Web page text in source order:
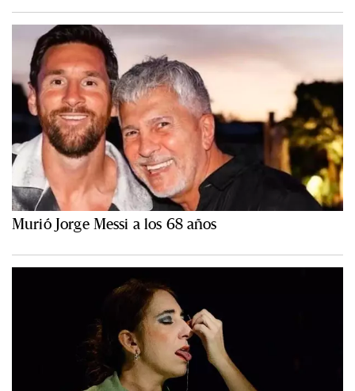
Murió Jorge Messi a los 68 años